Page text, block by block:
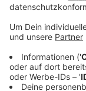
in dem sie der
kontinuierlich
diese Legende
Emondsfelde
wird die